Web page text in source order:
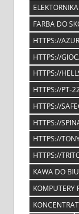
ELEKTORNIKA
FARBA DO
HTTPS://
HTTPS://
HTTPS://
HTTPS://PT-
HTTPS://
HTTPS://
HTTPS://
HTTPS://
KAWA DO
KOMPUTERY